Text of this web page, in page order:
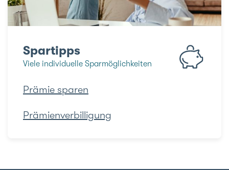
Spartipps
Viele individuelle Sparmöglichkeiten
Prämie sparen
Prämienverbilligung